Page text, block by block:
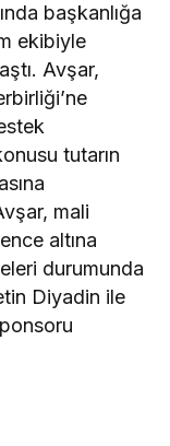
başkanlığa
ekibiyle
Avşar,
tutarın
mali
altına
durumunda
Diyadin ile